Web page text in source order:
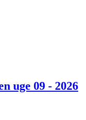
uge 09 - 2026